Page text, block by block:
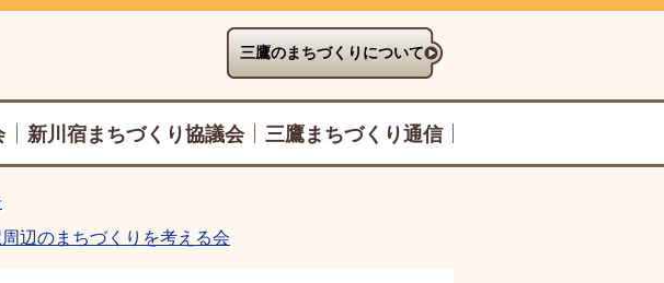
三鷹のまちづくりについて
新川宿まちづくり協議会 三鷹まちづくり通信
辺のまちづくりを考える会